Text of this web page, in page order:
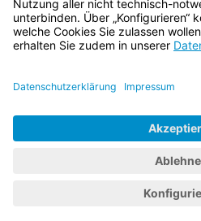
Bayern.de
BayernPortal
Impressum